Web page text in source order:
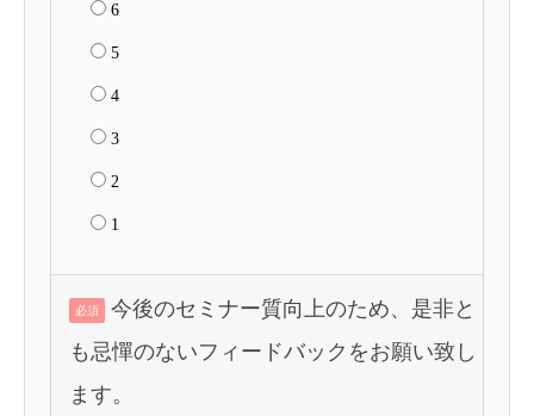
6
5
4
3
2
1
必須
今後のセミナー質向上のため、是非と
も忌憚のないフィードバックをお願い致し
ます。